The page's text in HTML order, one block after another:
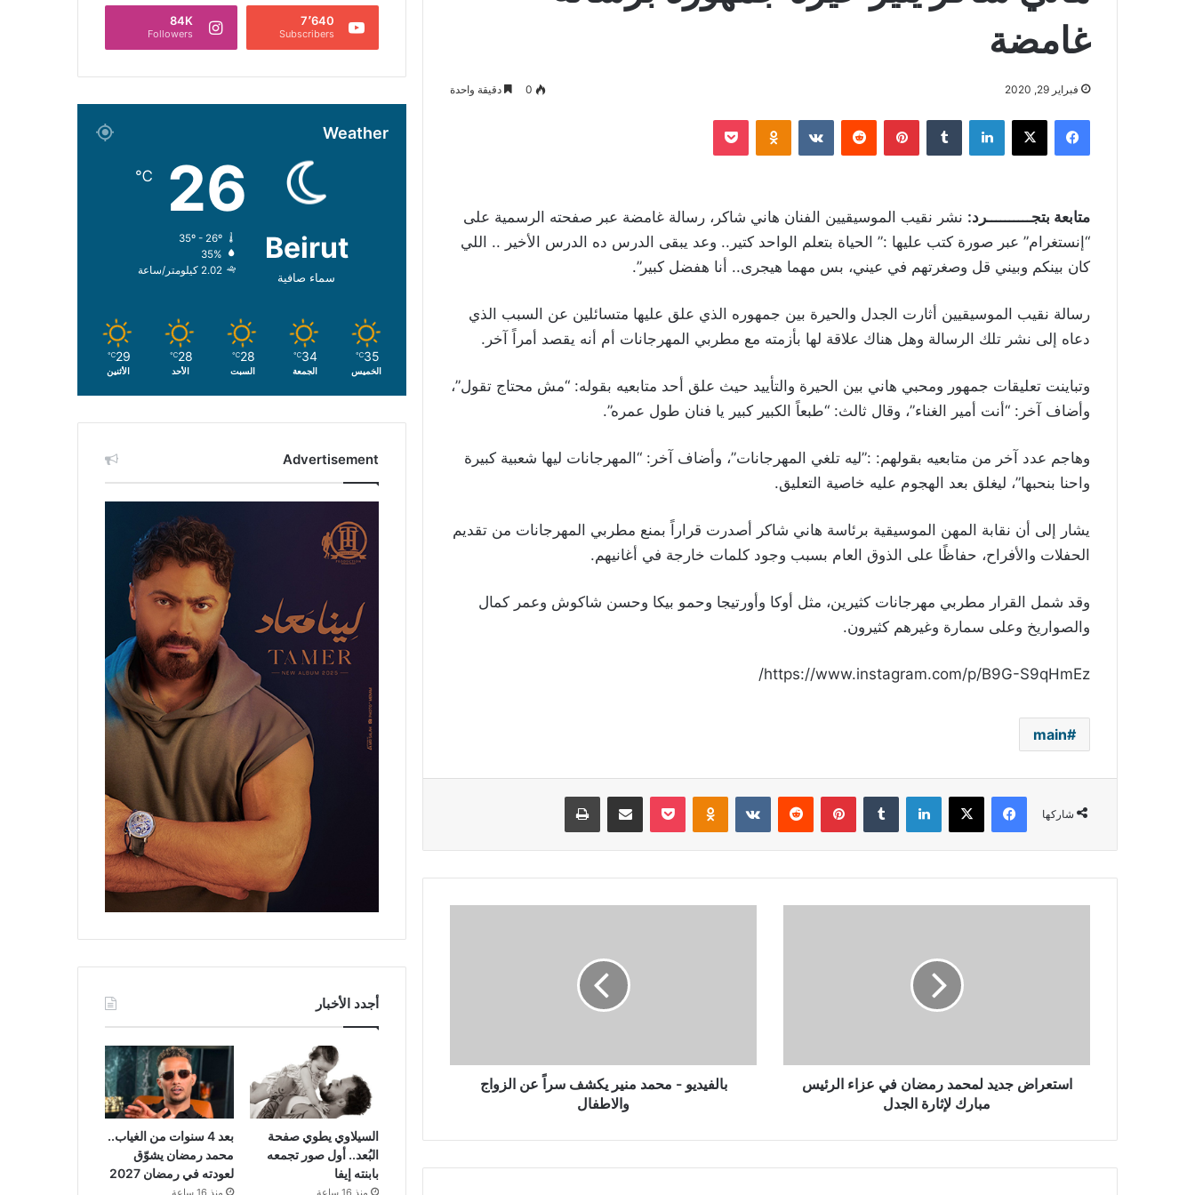
غامضة
فبراير 29, 2020 0 دقيقة واحدة
فيسبوك ‫X لينكدإن بينتيريست Odnoklassniki
‫Pocket
متابعة بتجــــــــــرد: نشر نقيب الموسيقيين الفنان هاني شاكر، رسالة غامضة عبر صفحته الرسمية على
“إنستغرام” عبر صورة كتب عليها :” الحياة بتعلم الواحد كتير.. وعد يبقى الدرس ده الدرس الأخير .. اللي
كان بينكم وبيني قل وصغرتهم في عيني، بس مهما هيجرى.. أنا هفضل كبير”.
رسالة نقيب الموسيقيين أثارت الجدل والحيرة بين جمهوره الذي علق عليها متسائلين عن السبب الذي
دعاه إلى نشر تلك الرسالة وهل هناك علاقة لها بأزمته مع مطربي المهرجانات أم أنه يقصد أمراً آخر.
وتباينت تعليقات جمهور ومحبي هاني بين الحيرة والتأييد حيث علق أحد متابعيه بقوله: “مش محتاج تقول”،
وأضاف آخر: “أنت أمير الغناء”، وقال ثالث: “طبعاً الكبير كبير يا فنان طول عمره”.
وهاجم عدد آخر من متابعيه بقولهم: :”ليه تلغي المهرجانات”، وأضاف آخر: “المهرجانات ليها شعبية كبيرة
واحنا بنحبها”، ليغلق بعد الهجوم عليه خاصية التعليق.
يشار إلى أن نقابة المهن الموسيقية برئاسة هاني شاكر أصدرت قراراً بمنع مطربي المهرجانات من تقديم
الحفلات والأفراح، حفاظًا على الذوق العام بسبب وجود كلمات خارجة في أغانيهم.
وقد شمل القرار مطربي مهرجانات كثيرين، مثل أوكا وأورتيجا وحمو بيكا وحسن شاكوش وعمر كمال
والصواريخ وعلى سمارة وغيرهم كثيرون.
https://www.instagram.com/p/B9G-S9qHmEz/
main
شاركها
فيسبوك ‫X لينكدإن بينتيريست Odnoklassniki
‫Pocket مشاركة عبر البريد طباعة
لإثارة
الجدلاستعراض جديد لمحمد رمضان في عزاء الرئيس
مبارك لإثارة الجدل
والاطفال
بالفيديو - محمد منير يكشف سراً عن الزواج
والاطفال
7٬640
Subscribers
84K
Followers
Weather
Beirut
سماء صافية
26
℃
35º - 26º
35%
2.02 كيلومتر/ساعة
35
℃
الخميس
34
℃
الجمعة
28
℃
السبت
28
℃
الأحد
29
℃
الأثنين
Advertisement
أجدد الأخبار
السيلاوي يطوي صفحة
البُعد.. أول صور تجمعه
بابنته إيفا
منذ 16 ساعة
بعد 4 سنوات من الغياب..
محمد رمضان يشوّق
لعودته في رمضان 2027
منذ 16 ساعة